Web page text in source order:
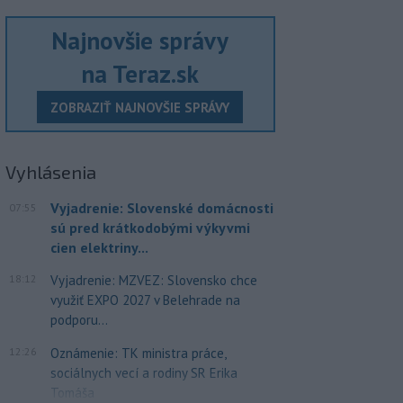
Najnovšie správy
na Teraz.sk
ZOBRAZIŤ NAJNOVŠIE SPRÁVY
Vyhlásenia
07:55
Vyjadrenie: Slovenské domácnosti
sú pred krátkodobými výkyvmi
cien elektriny...
18:12
Vyjadrenie: MZVEZ: Slovensko chce
využiť EXPO 2027 v Belehrade na
podporu...
12:26
Oznámenie: TK ministra práce,
sociálnych vecí a rodiny SR Erika
Tomáša